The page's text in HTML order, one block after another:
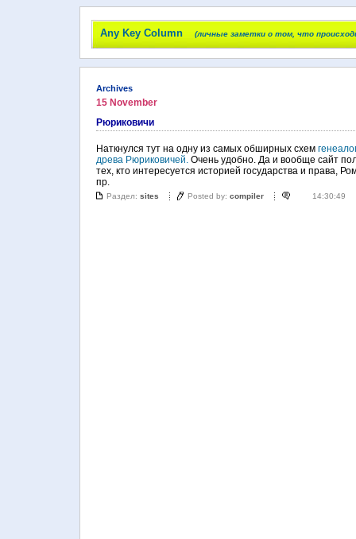
Any Key Column (личные заметки о том, что
Archives
15 November
Рюриковичи
Наткнулся тут на одну из самых обширных схем
древа Рюриковичей. Очень удобно. Да и вообще сайт
тех, кто интересуется историей государства и права,
пр.
Раздел: sites Posted by: compiler 14:30:49